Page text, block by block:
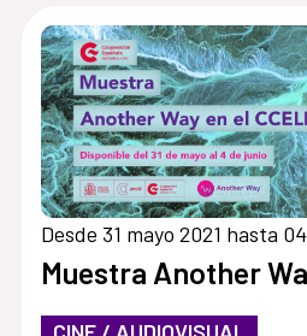
Desde 31 mayo 2021 hasta
Muestra Another